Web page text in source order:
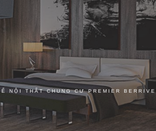
NỘI THẤT CHUNG CƯ PREMIER